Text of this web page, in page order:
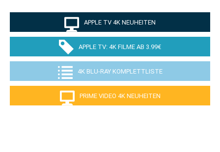
APPLE TV 4K NEUHEITEN
APPLE TV: 4K FILME AB 3.99€
4K BLU-RAY KOMPLETTLISTE
PRIME VIDEO 4K NEUHEITEN